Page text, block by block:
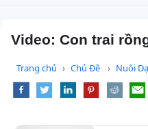
Video: Con trai
Trang chủ Chủ Đề Nuôi